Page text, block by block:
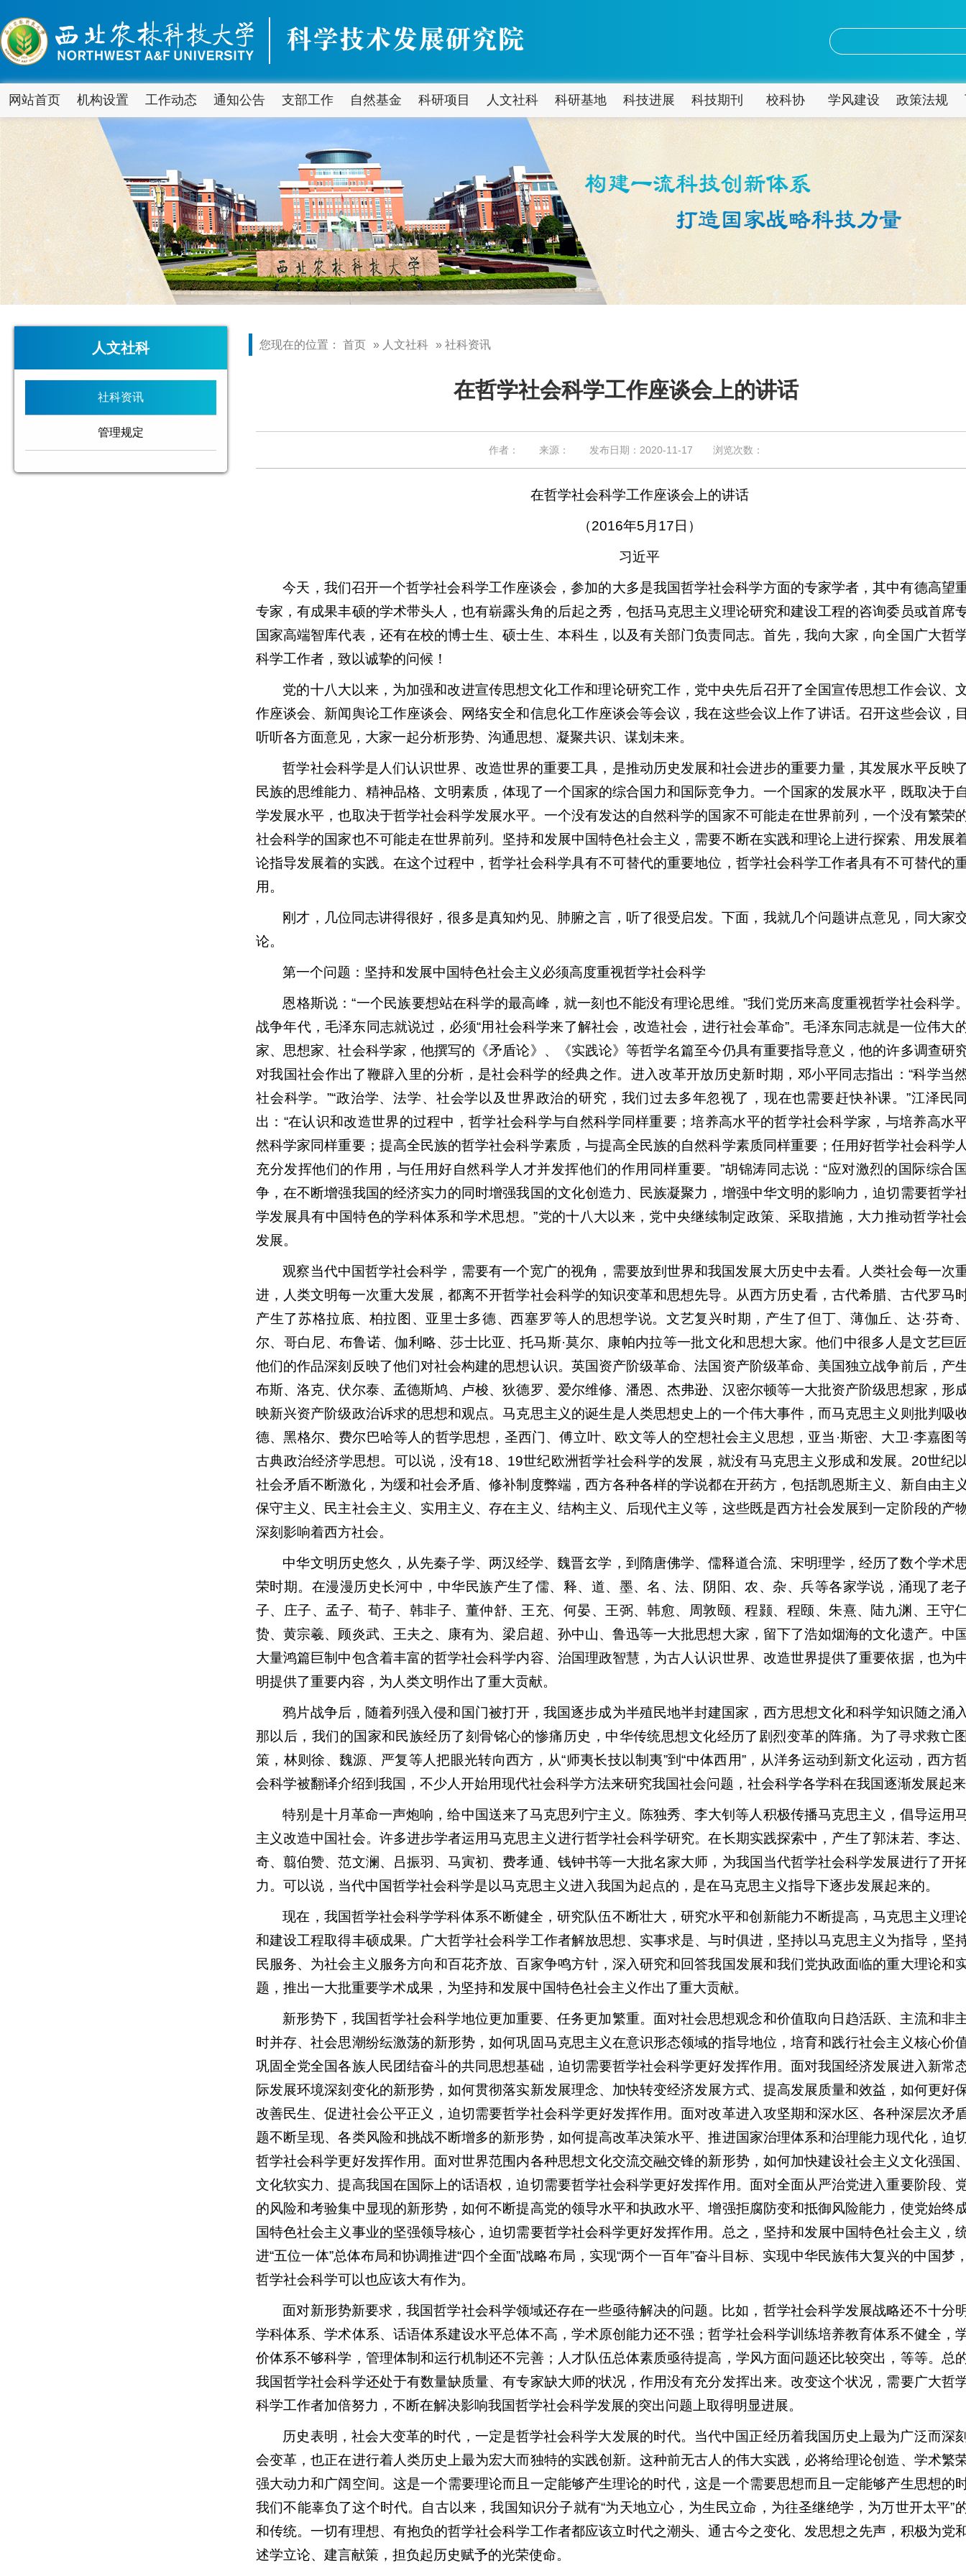
网站首页 机构设置 工作动态 通知公告 支部工作 自然基金 科研项目 人文社科 科研基地 科技进展 科技期刊 校科协 学风建设 政策法规
人文社科
社科资讯
管理规定
您现在的位置： 首页 » 人文社科 » 社科资讯
在哲学社会科学工作座谈会上的讲话
作者： 来源： 发布日期：2020-11-17 浏览次数：
在哲学社会科学工作座谈会上的讲话
（2016年5月17日）
习近平
今天，我们召开一个哲学社会科学工作座谈会，参加的大多是我国哲学社会科学方面的专家学者，其中有德高望
专家，有成果丰硕的学术带头人，也有崭露头角的后起之秀，包括马克思主义理论研究和建设工程的咨询委员或首席
国家高端智库代表，还有在校的博士生、硕士生、本科生，以及有关部门负责同志。首先，我向大家，向全国广大哲
科学工作者，致以诚挚的问候！
党的十八大以来，为加强和改进宣传思想文化工作和理论研究工作，党中央先后召开了全国宣传思想工作会议、
作座谈会、新闻舆论工作座谈会、网络安全和信息化工作座谈会等会议，我在这些会议上作了讲话。召开这些会议，
听听各方面意见，大家一起分析形势、沟通思想、凝聚共识、谋划未来。
哲学社会科学是人们认识世界、改造世界的重要工具，是推动历史发展和社会进步的重要力量，其发展水平反映
民族的思维能力、精神品格、文明素质，体现了一个国家的综合国力和国际竞争力。一个国家的发展水平，既取决于
学发展水平，也取决于哲学社会科学发展水平。一个没有发达的自然科学的国家不可能走在世界前列，一个没有繁荣
社会科学的国家也不可能走在世界前列。坚持和发展中国特色社会主义，需要不断在实践和理论上进行探索、用发展
论指导发展着的实践。在这个过程中，哲学社会科学具有不可替代的重要地位，哲学社会科学工作者具有不可替代的
用。
刚才，几位同志讲得很好，很多是真知灼见、肺腑之言，听了很受启发。下面，我就几个问题讲点意见，同大家
论。
第一个问题：坚持和发展中国特色社会主义必须高度重视哲学社会科学
恩格斯说：“一个民族要想站在科学的最高峰，就一刻也不能没有理论思维。”我们党历来高度重视哲学社会科学
战争年代，毛泽东同志就说过，必须“用社会科学来了解社会，改造社会，进行社会革命”。毛泽东同志就是一位伟大
家、思想家、社会科学家，他撰写的《矛盾论》、《实践论》等哲学名篇至今仍具有重要指导意义，他的许多调查研
对我国社会作出了鞭辟入里的分析，是社会科学的经典之作。进入改革开放历史新时期，邓小平同志指出：“科学当
社会科学。”“政治学、法学、社会学以及世界政治的研究，我们过去多年忽视了，现在也需要赶快补课。”江泽民
出：“在认识和改造世界的过程中，哲学社会科学与自然科学同样重要；培养高水平的哲学社会科学家，与培养高水
然科学家同样重要；提高全民族的哲学社会科学素质，与提高全民族的自然科学素质同样重要；任用好哲学社会科学
充分发挥他们的作用，与任用好自然科学人才并发挥他们的作用同样重要。”胡锦涛同志说：“应对激烈的国际综合
争，在不断增强我国的经济实力的同时增强我国的文化创造力、民族凝聚力，增强中华文明的影响力，迫切需要哲学
学发展具有中国特色的学科体系和学术思想。”党的十八大以来，党中央继续制定政策、采取措施，大力推动哲学社
发展。
观察当代中国哲学社会科学，需要有一个宽广的视角，需要放到世界和我国发展大历史中去看。人类社会每一次
进，人类文明每一次重大发展，都离不开哲学社会科学的知识变革和思想先导。从西方历史看，古代希腊、古代罗马
产生了苏格拉底、柏拉图、亚里士多德、西塞罗等人的思想学说。文艺复兴时期，产生了但丁、薄伽丘、达·芬奇
尔、哥白尼、布鲁诺、伽利略、莎士比亚、托马斯·莫尔、康帕内拉等一批文化和思想大家。他们中很多人是文艺巨
他们的作品深刻反映了他们对社会构建的思想认识。英国资产阶级革命、法国资产阶级革命、美国独立战争前后，产
布斯、洛克、伏尔泰、孟德斯鸠、卢梭、狄德罗、爱尔维修、潘恩、杰弗逊、汉密尔顿等一大批资产阶级思想家，形
映新兴资产阶级政治诉求的思想和观点。马克思主义的诞生是人类思想史上的一个伟大事件，而马克思主义则批判吸
德、黑格尔、费尔巴哈等人的哲学思想，圣西门、傅立叶、欧文等人的空想社会主义思想，亚当·斯密、大卫·李嘉图
古典政治经济学思想。可以说，没有18、19世纪欧洲哲学社会科学的发展，就没有马克思主义形成和发展。20世纪
社会矛盾不断激化，为缓和社会矛盾、修补制度弊端，西方各种各样的学说都在开药方，包括凯恩斯主义、新自由主
保守主义、民主社会主义、实用主义、存在主义、结构主义、后现代主义等，这些既是西方社会发展到一定阶段的产
深刻影响着西方社会。
中华文明历史悠久，从先秦子学、两汉经学、魏晋玄学，到隋唐佛学、儒释道合流、宋明理学，经历了数个学术
荣时期。在漫漫历史长河中，中华民族产生了儒、释、道、墨、名、法、阴阳、农、杂、兵等各家学说，涌现了老
子、庄子、孟子、荀子、韩非子、董仲舒、王充、何晏、王弼、韩愈、周敦颐、程颢、程颐、朱熹、陆九渊、王守
贽、黄宗羲、顾炎武、王夫之、康有为、梁启超、孙中山、鲁迅等一大批思想大家，留下了浩如烟海的文化遗产。中
大量鸿篇巨制中包含着丰富的哲学社会科学内容、治国理政智慧，为古人认识世界、改造世界提供了重要依据，也为
明提供了重要内容，为人类文明作出了重大贡献。
鸦片战争后，随着列强入侵和国门被打开，我国逐步成为半殖民地半封建国家，西方思想文化和科学知识随之涌
那以后，我们的国家和民族经历了刻骨铭心的惨痛历史，中华传统思想文化经历了剧烈变革的阵痛。为了寻求救亡
策，林则徐、魏源、严复等人把眼光转向西方，从“师夷长技以制夷”到“中体西用”，从洋务运动到新文化运动，西方
会科学被翻译介绍到我国，不少人开始用现代社会科学方法来研究我国社会问题，社会科学各学科在我国逐渐发展起
特别是十月革命一声炮响，给中国送来了马克思列宁主义。陈独秀、李大钊等人积极传播马克思主义，倡导运用
主义改造中国社会。许多进步学者运用马克思主义进行哲学社会科学研究。在长期实践探索中，产生了郭沫若、李达
奇、翦伯赞、范文澜、吕振羽、马寅初、费孝通、钱钟书等一大批名家大师，为我国当代哲学社会科学发展进行了开
力。可以说，当代中国哲学社会科学是以马克思主义进入我国为起点的，是在马克思主义指导下逐步发展起来的。
现在，我国哲学社会科学学科体系不断健全，研究队伍不断壮大，研究水平和创新能力不断提高，马克思主义理
和建设工程取得丰硕成果。广大哲学社会科学工作者解放思想、实事求是、与时俱进，坚持以马克思主义为指导，坚
民服务、为社会主义服务方向和百花齐放、百家争鸣方针，深入研究和回答我国发展和我们党执政面临的重大理论和
题，推出一大批重要学术成果，为坚持和发展中国特色社会主义作出了重大贡献。
新形势下，我国哲学社会科学地位更加重要、任务更加繁重。面对社会思想观念和价值取向日趋活跃、主流和非
时并存、社会思潮纷纭激荡的新形势，如何巩固马克思主义在意识形态领域的指导地位，培育和践行社会主义核心价
巩固全党全国各族人民团结奋斗的共同思想基础，迫切需要哲学社会科学更好发挥作用。面对我国经济发展进入新常
际发展环境深刻变化的新形势，如何贯彻落实新发展理念、加快转变经济发展方式、提高发展质量和效益，如何更好
改善民生、促进社会公平正义，迫切需要哲学社会科学更好发挥作用。面对改革进入攻坚期和深水区、各种深层次矛
题不断呈现、各类风险和挑战不断增多的新形势，如何提高改革决策水平、推进国家治理体系和治理能力现代化，迫
哲学社会科学更好发挥作用。面对世界范围内各种思想文化交流交融交锋的新形势，如何加快建设社会主义文化强国
文化软实力、提高我国在国际上的话语权，迫切需要哲学社会科学更好发挥作用。面对全面从严治党进入重要阶段、
的风险和考验集中显现的新形势，如何不断提高党的领导水平和执政水平、增强拒腐防变和抵御风险能力，使党始终
国特色社会主义事业的坚强领导核心，迫切需要哲学社会科学更好发挥作用。总之，坚持和发展中国特色社会主义，
进“五位一体”总体布局和协调推进“四个全面”战略布局，实现“两个一百年”奋斗目标、实现中华民族伟大复兴的中国梦
哲学社会科学可以也应该大有作为。
面对新形势新要求，我国哲学社会科学领域还存在一些亟待解决的问题。比如，哲学社会科学发展战略还不十分
学科体系、学术体系、话语体系建设水平总体不高，学术原创能力还不强；哲学社会科学训练培养教育体系不健全，
价体系不够科学，管理体制和运行机制还不完善；人才队伍总体素质亟待提高，学风方面问题还比较突出，等等。总
我国哲学社会科学还处于有数量缺质量、有专家缺大师的状况，作用没有充分发挥出来。改变这个状况，需要广大哲
科学工作者加倍努力，不断在解决影响我国哲学社会科学发展的突出问题上取得明显进展。
历史表明，社会大变革的时代，一定是哲学社会科学大发展的时代。当代中国正经历着我国历史上最为广泛而深
会变革，也正在进行着人类历史上最为宏大而独特的实践创新。这种前无古人的伟大实践，必将给理论创造、学术繁
强大动力和广阔空间。这是一个需要理论而且一定能够产生理论的时代，这是一个需要思想而且一定能够产生思想的
我们不能辜负了这个时代。自古以来，我国知识分子就有“为天地立心，为生民立命，为往圣继绝学，为万世开太平”
和传统。一切有理想、有抱负的哲学社会科学工作者都应该立时代之潮头、通古今之变化、发思想之先声，积极为党
述学立论、建言献策，担负起历史赋予的光荣使命。